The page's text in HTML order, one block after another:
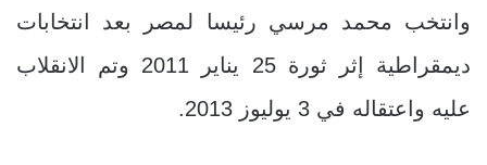
وانتخب محمد مرسي رئيسا لمصر بعد انتخابات
ديمقراطية إثر ثورة 25 يناير 2011 وتم الانقلاب
عليه واعتقاله في 3 يوليوز 2013.